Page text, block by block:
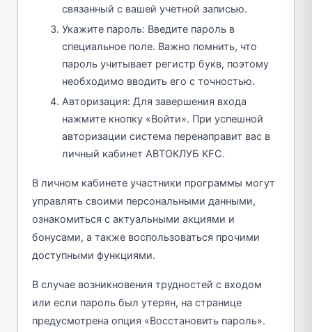
связанный с вашей учетной записью.
Укажите пароль: Введите пароль в
специальное поле. Важно помнить, что
пароль учитывает регистр букв, поэтому
необходимо вводить его с точностью.
Авторизация: Для завершения входа
нажмите кнопку «Войти». При успешной
авторизации система перенаправит вас в
личный кабинет АВТОКЛУБ KFC.
В личном кабинете участники программы могут
управлять своими персональными данными,
ознакомиться с актуальными акциями и
бонусами, а также воспользоваться прочими
доступными функциями.
В случае возникновения трудностей с входом
или если пароль был утерян, на странице
предусмотрена опция «Восстановить пароль».